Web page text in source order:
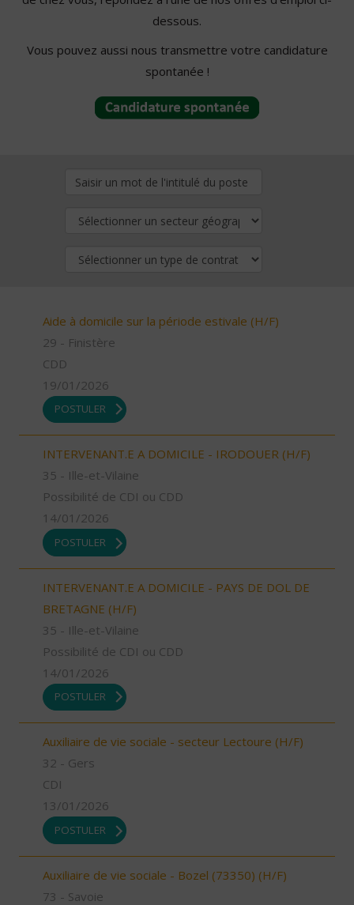
dessous.
Vous pouvez aussi nous transmettre votre candidature
spontanée !
Aide à domicile sur la période estivale (H/F)
29 - Finistère
CDD
19/01/2026
POSTULER
INTERVENANT.E A DOMICILE - IRODOUER (H/F)
35 - Ille-et-Vilaine
Possibilité de CDI ou CDD
14/01/2026
POSTULER
INTERVENANT.E A DOMICILE - PAYS DE DOL DE
BRETAGNE (H/F)
35 - Ille-et-Vilaine
Possibilité de CDI ou CDD
14/01/2026
POSTULER
Auxiliaire de vie sociale - secteur Lectoure (H/F)
32 - Gers
CDI
13/01/2026
POSTULER
Auxiliaire de vie sociale - Bozel (73350) (H/F)
73 - Savoie